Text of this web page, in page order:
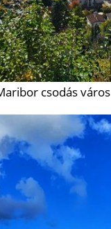
csodás város